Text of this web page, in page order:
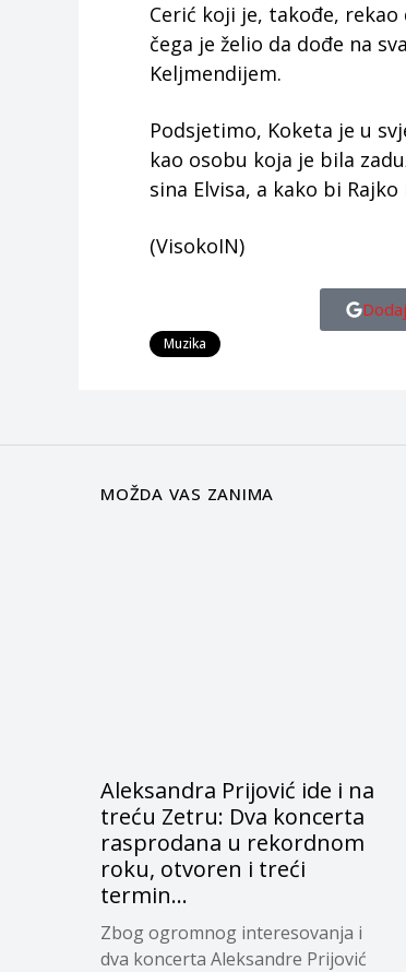
Cerić koji je, takođe,
čega je želio da dođe na
Keljmendijem.
Podsjetimo, Koketa je u
kao osobu koja je bila
sina Elvisa, a kako bi
(VisokoIN)
Muzika
MOŽDA VAS ZANIMA
Aleksandra Prijović ide i na
treću Zetru: Dva koncerta
rasprodana u rekordnom
roku, otvoren i treći
termin…
Zbog ogromnog interesovanja i
dva koncerta Aleksandre Prijović